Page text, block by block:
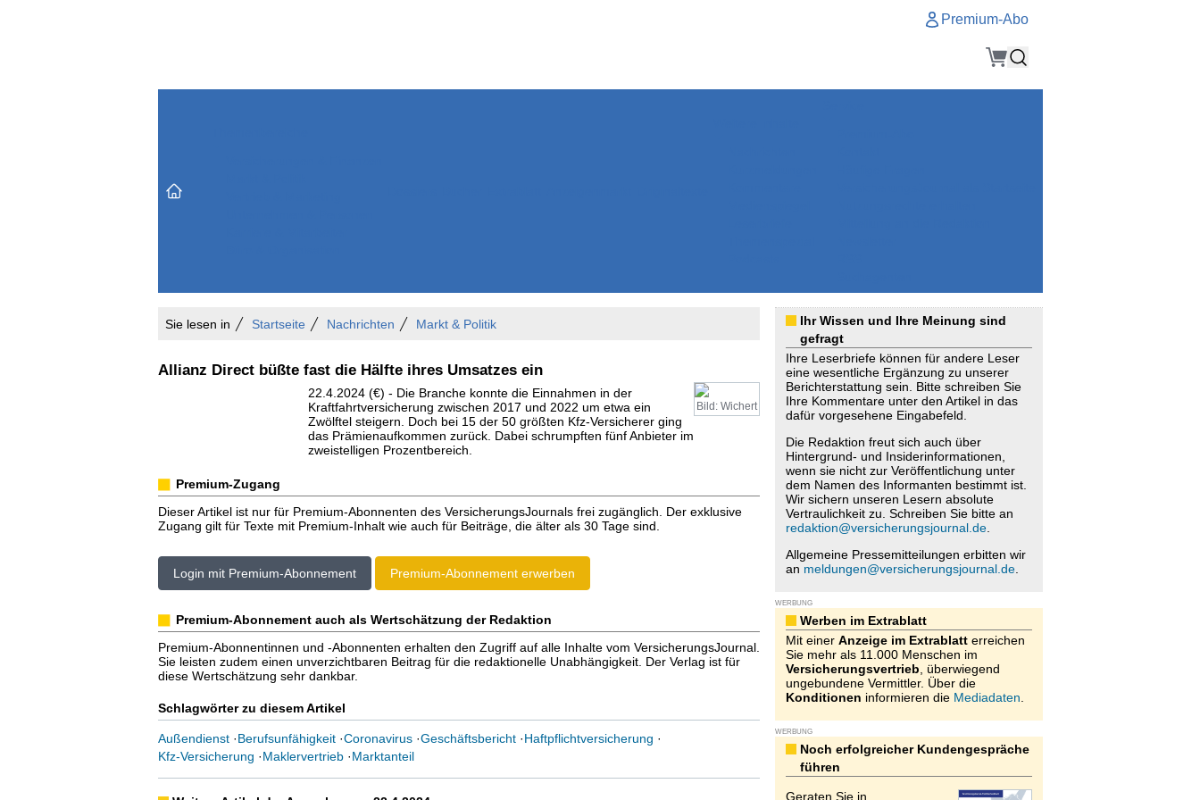
Premium-Abo
Sie lesen in Startseite Nachrichten Markt & Politik
Allianz Direct büßte fast die Hälfte ihres Umsatzes ein
Bild: Wichert
22.4.2024 (€) - Die Branche konnte die Einnahmen in der
Kraftfahrtversicherung zwischen 2017 und 2022 um etwa ein
Zwölftel steigern. Doch bei 15 der 50 größten Kfz-Versicherer ging
das Prämienaufkommen zurück. Dabei schrumpften fünf Anbieter im
zweistelligen Prozentbereich.
Premium-Zugang
Dieser Artikel ist nur für Premium-Abonnenten des VersicherungsJournals frei zugänglich. Der exklusive
Zugang gilt für Texte mit Premium-Inhalt wie auch für Beiträge, die älter als 30 Tage sind.
Login mit Premium-Abonnement Premium-Abonnement erwerben
Premium-Abonnement auch als Wertschätzung der Redaktion
Premium-Abonnentinnen und -Abonnenten erhalten den Zugriff auf alle Inhalte vom VersicherungsJournal.
Sie leisten zudem einen unverzichtbaren Beitrag für die redaktionelle Unabhängigkeit. Der Verlag ist für
diese Wertschätzung sehr dankbar.
Schlagwörter zu diesem Artikel
Außendienst·Berufsunfähigkeit·Coronavirus·Geschäftsbericht·Haftpflichtversicherung ·
Kfz-Versicherung ·Maklervertrieb·Marktanteil
Ihr Wissen und Ihre Meinung sind
gefragt
Ihre Leserbriefe können für andere Leser
eine wesentliche Ergänzung zu unserer
Berichterstattung sein. Bitte schreiben Sie
Ihre Kommentare unter den Artikel in das
dafür vorgesehene Eingabefeld.
Die Redaktion freut sich auch über
Hintergrund- und Insiderinformationen,
wenn sie nicht zur Veröffentlichung unter
dem Namen des Informanten bestimmt ist.
Wir sichern unseren Lesern absolute
Vertraulichkeit zu. Schreiben Sie bitte an
redaktion@versicherungsjournal.de.
Allgemeine Pressemitteilungen erbitten wir
an meldungen@versicherungsjournal.de.
WERBUNG
Werben im Extrablatt
Mit einer Anzeige im Extrablatterreichen
Sie mehr als 11.000 Menschen im
Versicherungsvertrieb , überwiegend
ungebundene Vermittler. Über die
Konditionen informieren die Mediadaten
WERBUNG
Noch erfolgreicher Kundengespräche
führen
Geraten Sie in